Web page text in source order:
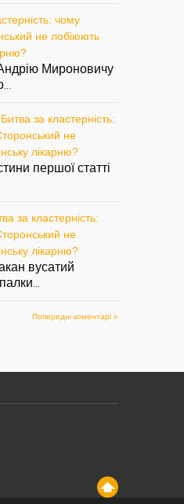
чому
не лобіюють
Мироновичу
Битва за кластерність:
не
лікарню?
першої статті
за кластерність:
не
лікарню?
вусатий
Попередні коментарі »